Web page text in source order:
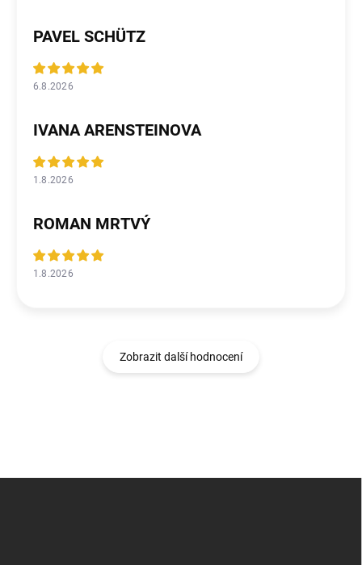
PAVEL SCHÜTZ
6.8.2026
IVANA ARENSTEINOVA
1.8.2026
ROMAN MRTVÝ
1.8.2026
Zobrazit další hodnocení